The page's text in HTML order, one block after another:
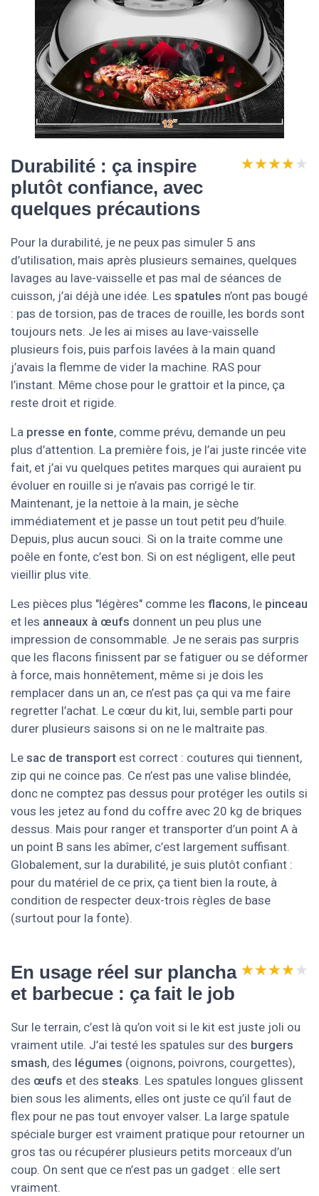
Durabilité : ça inspire
plutôt confiance, avec
quelques précautions
★★★★★
★★★★★
Pour la durabilité, je ne peux pas simuler 5 ans
d’utilisation, mais après plusieurs semaines, quelques
lavages au lave-vaisselle et pas mal de séances de
cuisson, j’ai déjà une idée. Les spatules n’ont pas bougé
: pas de torsion, pas de traces de rouille, les bords sont
toujours nets. Je les ai mises au lave-vaisselle
plusieurs fois, puis parfois lavées à la main quand
j’avais la flemme de vider la machine. RAS pour
l’instant. Même chose pour le grattoir et la pince, ça
reste droit et rigide.
La presse en fonte, comme prévu, demande un peu
plus d’attention. La première fois, je l’ai juste rincée vite
fait, et j’ai vu quelques petites marques qui auraient pu
évoluer en rouille si je n’avais pas corrigé le tir.
Maintenant, je la nettoie à la main, je sèche
immédiatement et je passe un tout petit peu d’huile.
Depuis, plus aucun souci. Si on la traite comme une
poêle en fonte, c’est bon. Si on est négligent, elle peut
vieillir plus vite.
Les pièces plus "légères" comme les flacons, le pinceau
et les anneaux à œufs donnent un peu plus une
impression de consommable. Je ne serais pas surpris
que les flacons finissent par se fatiguer ou se déformer
à force, mais honnêtement, même si je dois les
remplacer dans un an, ce n’est pas ça qui va me faire
regretter l’achat. Le cœur du kit, lui, semble parti pour
durer plusieurs saisons si on ne le maltraite pas.
Le sac de transport est correct : coutures qui tiennent,
zip qui ne coince pas. Ce n’est pas une valise blindée,
donc ne comptez pas dessus pour protéger les outils si
vous les jetez au fond du coffre avec 20 kg de briques
dessus. Mais pour ranger et transporter d’un point A à
un point B sans les abîmer, c’est largement suffisant.
Globalement, sur la durabilité, je suis plutôt confiant :
pour du matériel de ce prix, ça tient bien la route, à
condition de respecter deux-trois règles de base
(surtout pour la fonte).
En usage réel sur plancha
et barbecue : ça fait le job
★★★★★
★★★★★
Sur le terrain, c’est là qu’on voit si le kit est juste joli ou
vraiment utile. J’ai testé les spatules sur des burgers
smash, des légumes (oignons, poivrons, courgettes),
des œufs et des steaks. Les spatules longues glissent
bien sous les aliments, elles ont juste ce qu’il faut de
flex pour ne pas tout envoyer valser. La large spatule
spéciale burger est vraiment pratique pour retourner un
gros tas ou récupérer plusieurs petits morceaux d’un
coup. On sent que ce n’est pas un gadget : elle sert
vraiment.